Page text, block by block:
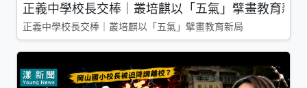
正義中學校長交棒｜叢培麒以「五氣」擘畫教育新局
正義中學校長交棒｜叢培麒以「五氣」擘畫教育新局